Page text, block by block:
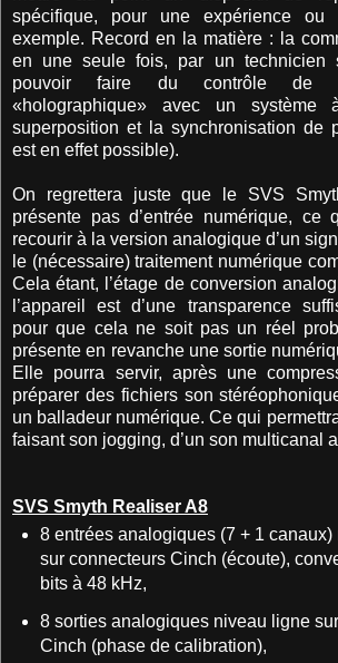
spécifique, pour une expérience ou
exemple. Record en la matière : la
en une seule fois, par un technicien
pouvoir faire du contrôle de
«holographique» avec un
superposition et la synchronisation de
est en effet possible).
On regrettera juste que le SVS
présente pas d’entrée numérique, ce
recourir à la version analogique d’un
le (nécessaire) traitement numérique
Cela étant, l’étage de conversion
l’appareil est d’une transparence
pour que cela ne soit pas un réel
présente en revanche une sortie
Elle pourra servir, après une
préparer des fichiers son
un balladeur numérique. Ce qui
faisant son jogging, d’un son multicanal
SVS Smyth Realiser A8
8 entrées analogiques (7 + 1
sur connecteurs Cinch (écoute),
bits à 48 kHz,
8 sorties analogiques niveau ligne
Cinch (phase de calibration),